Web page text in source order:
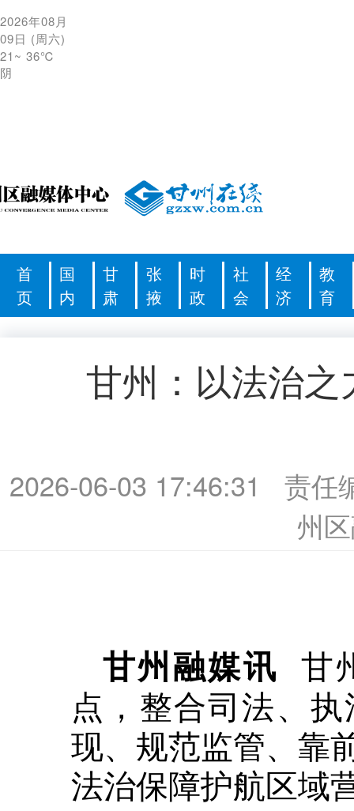
2026年08月
09日 (周六)
21~ 36℃
阴
首
页
国
内
甘
肃
张
掖
时
政
社
会
经
济
教
育
甘州：以法治
2026-06-03 17:46:31
责任
州
甘州融媒讯 甘
点，整合司法、
现、规范监管、靠
法治保障护航区域